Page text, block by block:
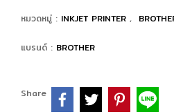
หมวดหมู่ : INKJET PRINTER ,
แบรนด์ : BROTHER
Share